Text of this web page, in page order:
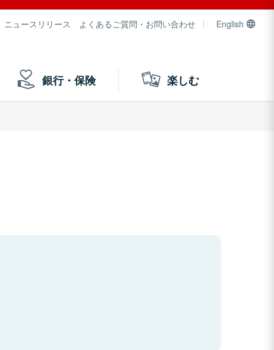
ニュースリリース よくあるご質問・お問い合わせ English
銀行・保険 楽しむ